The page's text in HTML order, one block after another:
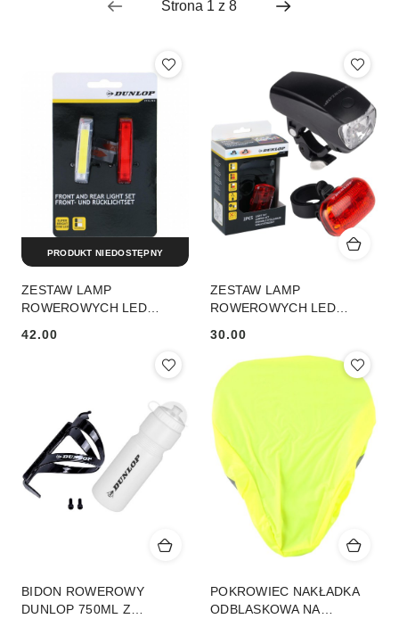
ZESTAW LAMP
ROWEROWYCH LED
DUNLOP
42.00
PRODUKT NIEDOSTĘPNY
ZESTAW LAMP
ROWEROWYCH LED
30.00
BIDON ROWEROWY
DUNLOP 750ML Z
POKROWIEC NAKŁADKA
ODBLASKOWA NA